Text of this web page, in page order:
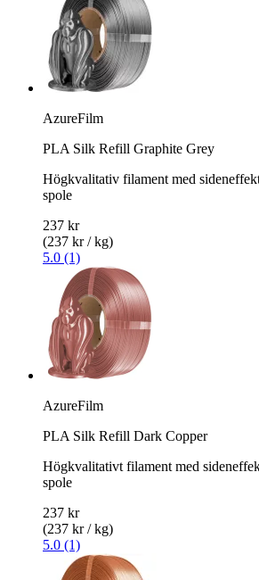
AzureFilm
PLA Silk Refill Graphite Grey
Högkvalitativ filament med
spole
237 kr
(237 kr / kg)
5.0 (1)
AzureFilm
PLA Silk Refill Dark Copper
Högkvalitativt filament med
spole
237 kr
(237 kr / kg)
5.0 (1)